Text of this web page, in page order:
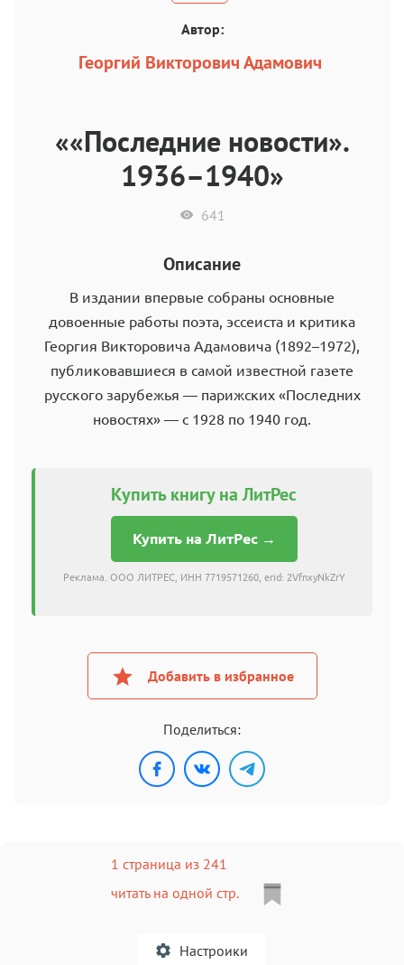
Автор:
Георгий Викторович Адамович
««Последние новости».
1936–1940»
641
Описание
В издании впервые собраны основные
довоенные работы поэта, эссеиста и критика
Георгия Викторовича Адамовича (1892–1972),
публиковавшиеся в самой известной газете
русского зарубежья — парижских «Последних
новостях» — с 1928 по 1940 год.
Купить книгу на ЛитРес
Купить на ЛитРес →
Реклама. ООО ЛИТРЕС, ИНН 7719571260, erid: 2VfnxyNkZrY
Добавить в избранное
Поделиться:
1 страница из 241
читать на одной стр.
Настроики